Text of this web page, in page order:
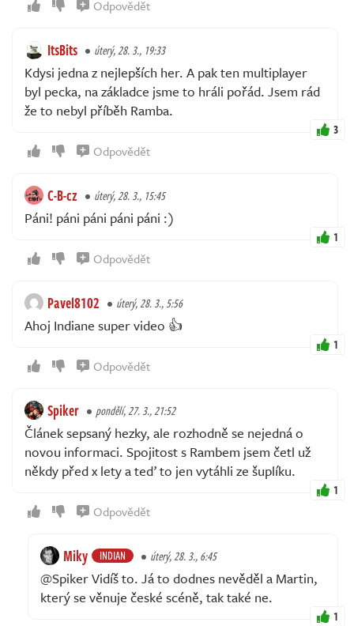
Odpovědět
ItsBits úterý, 28. 3., 19:33
Kdysi jedna z nejlepších her. A pak ten multiplayer
byl pecka, na základce jsme to hráli pořád. Jsem rád
že to nebyl příběh Ramba.
3
Odpovědět
C-B-cz úterý, 28. 3., 15:45
Páni! páni páni páni páni :)
1
Odpovědět
Pavel8102 úterý, 28. 3., 5:56
Ahoj Indiane super video 👍
1
Odpovědět
Spiker pondělí, 27. 3., 21:52
Článek sepsaný hezky, ale rozhodně se nejedná o
novou informaci. Spojitost s Rambem jsem četl už
někdy před x lety a teď to jen vytáhli ze šuplíku.
1
Odpovědět
Miky INDIAN úterý, 28. 3., 6:45
@Spiker Vidíš to. Já to dodnes nevěděl a Martin,
který se věnuje české scéně, tak také ne.
1